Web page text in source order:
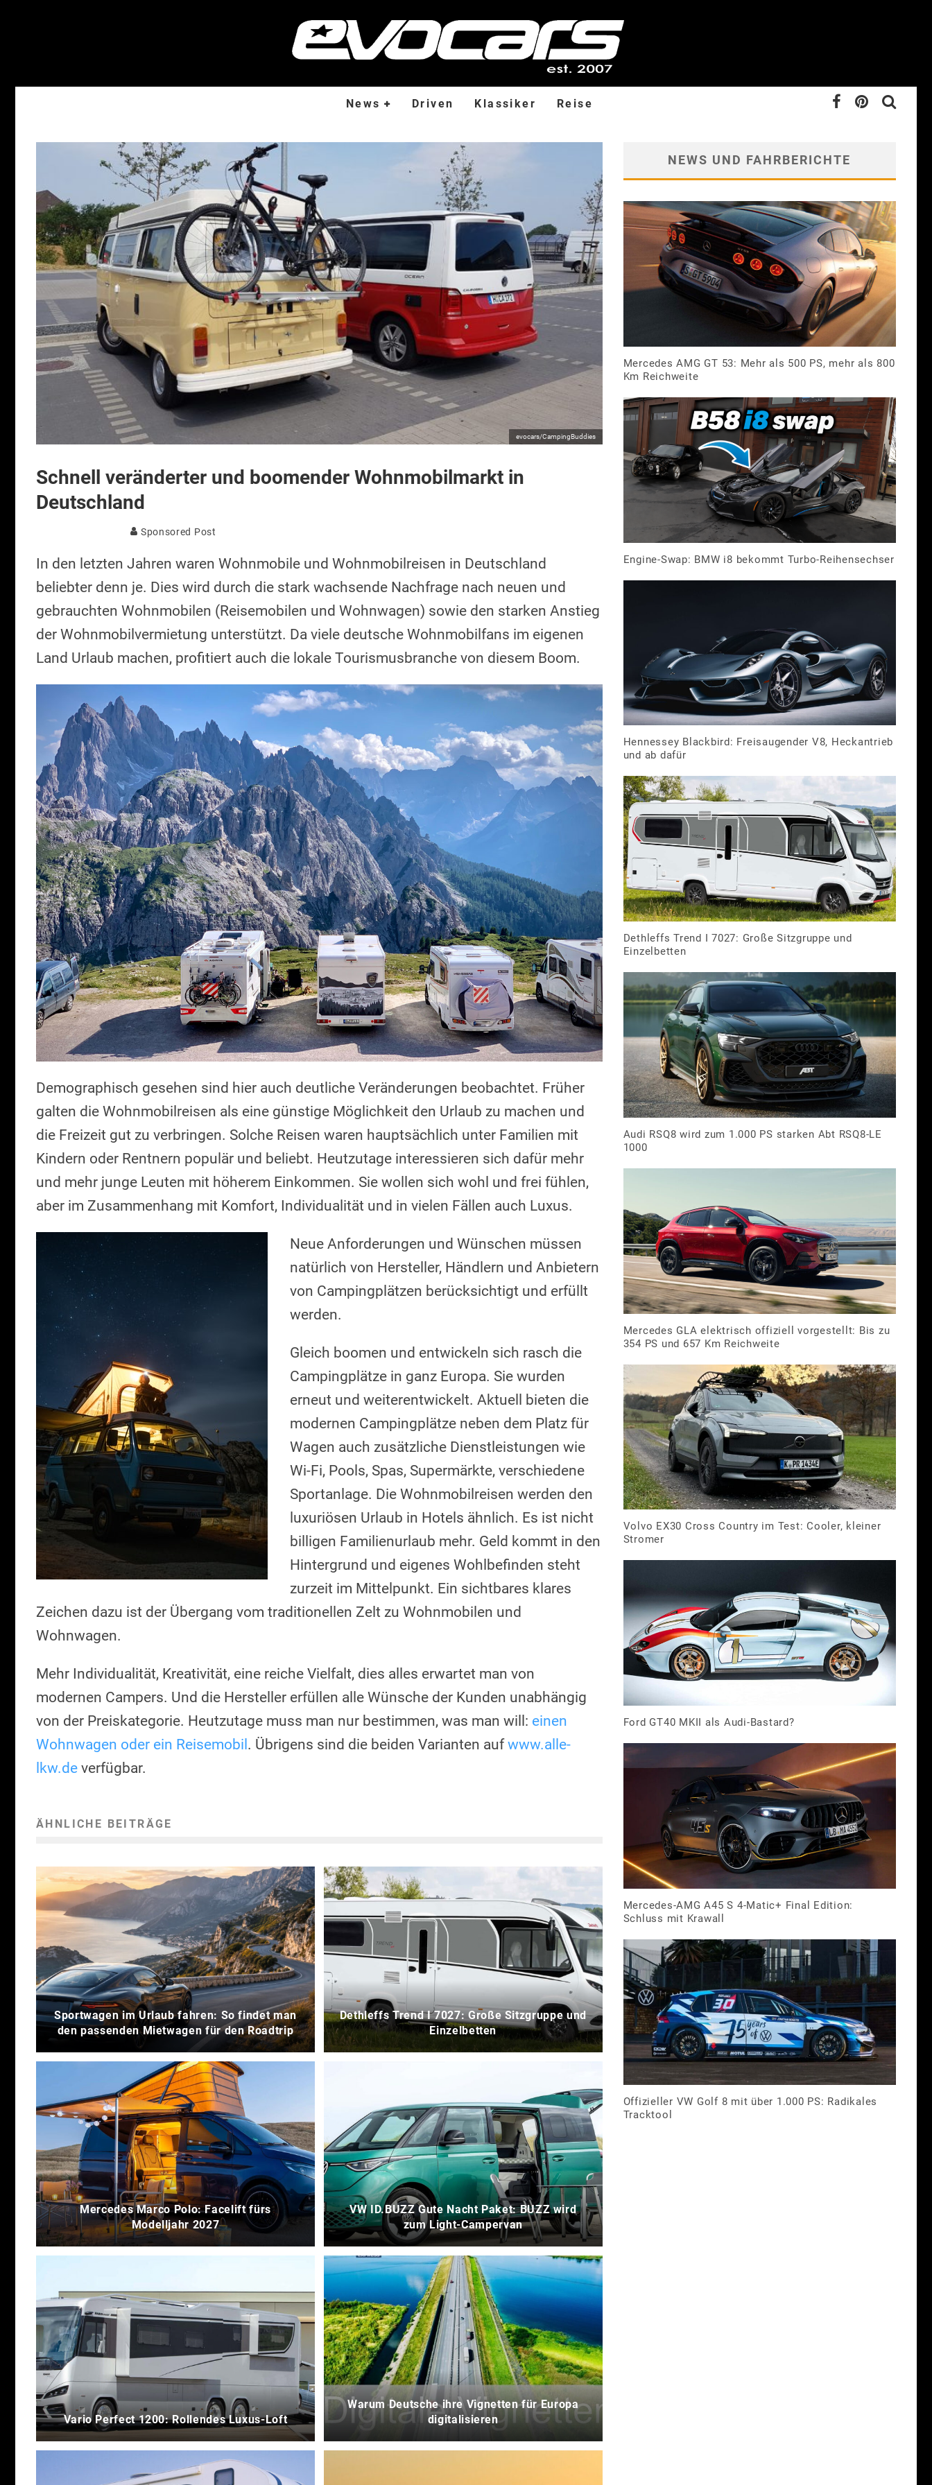
News Driven Klassiker Reise
evocars/CampingBuddies
Schnell veränderter und boomender Wohnmobilmarkt in
Deutschland
Sponsored Post
In den letzten Jahren waren Wohnmobile und Wohnmobilreisen in Deutschland
beliebter denn je. Dies wird durch die stark wachsende Nachfrage nach neuen und
gebrauchten Wohnmobilen (Reisemobilen und Wohnwagen) sowie den starken Anstieg
der Wohnmobilvermietung unterstützt. Da viele deutsche Wohnmobilfans im eigenen
Land Urlaub machen, profitiert auch die lokale Tourismusbranche von diesem Boom.
Demographisch gesehen sind hier auch deutliche Veränderungen beobachtet. Früher
galten die Wohnmobilreisen als eine günstige Möglichkeit den Urlaub zu machen und
die Freizeit gut zu verbringen. Solche Reisen waren hauptsächlich unter Familien mit
Kindern oder Rentnern populär und beliebt. Heutzutage interessieren sich dafür mehr
und mehr junge Leuten mit höherem Einkommen. Sie wollen sich wohl und frei fühlen,
aber im Zusammenhang mit Komfort, Individualität und in vielen Fällen auch Luxus.
Neue Anforderungen und Wünschen müssen
natürlich von Hersteller, Händlern und Anbietern
von Campingplätzen berücksichtigt und erfüllt
werden.
Gleich boomen und entwickeln sich rasch die
Campingplätze in ganz Europa. Sie wurden
erneut und weiterentwickelt. Aktuell bieten die
modernen Campingplätze neben dem Platz für
Wagen auch zusätzliche Dienstleistungen wie
Wi-Fi, Pools, Spas, Supermärkte, verschiedene
Sportanlage. Die Wohnmobilreisen werden den
luxuriösen Urlaub in Hotels ähnlich. Es ist nicht
billigen Familienurlaub mehr. Geld kommt in den
Hintergrund und eigenes Wohlbefinden steht
zurzeit im Mittelpunkt. Ein sichtbares klares
Zeichen dazu ist der Übergang vom traditionellen Zelt zu Wohnmobilen und
Wohnwagen.
Mehr Individualität, Kreativität, eine reiche Vielfalt, dies alles erwartet man von
modernen Campers. Und die Hersteller erfüllen alle Wünsche der Kunden unabhängig
von der Preiskategorie. Heutzutage muss man nur bestimmen, was man will: einen
Wohnwagen oder ein Reisemobil . Übrigens sind die beiden Varianten aufwww.alle-
lkw.de verfügbar.
ÄHNLICHE BEITRÄGE
Sportwagen im Urlaub fahren: So findet man
den passenden Mietwagen für den Roadtrip
Dethleffs Trend I 7027: Große Sitzgruppe und
Einzelbetten
Mercedes Marco Polo: Facelift fürs
Modelljahr 2027
VW ID.BUZZ Gute Nacht Paket: BUZZ wird
zum Light-Campervan
Vario Perfect 1200: Rollendes Luxus-Loft
Warum Deutsche ihre Vignetten für Europa
digitalisieren
NEWS UND FAHRBERICHTE
Mercedes AMG GT 53: Mehr als 500 PS, mehr als 800
Km Reichweite
Engine-Swap: BMW i8 bekommt Turbo-Reihensechser
Hennessey Blackbird: Freisaugender V8, Heckantrieb
und ab dafür
Dethleffs Trend I 7027: Große Sitzgruppe und
Einzelbetten
Audi RSQ8 wird zum 1.000 PS starken Abt RSQ8-LE
1000
Mercedes GLA elektrisch offiziell vorgestellt: Bis zu
354 PS und 657 Km Reichweite
Volvo EX30 Cross Country im Test: Cooler, kleiner
Stromer
Ford GT40 MKII als Audi-Bastard?
Mercedes-AMG A45 S 4-Matic+ Final Edition:
Schluss mit Krawall
Offizieller VW Golf 8 mit über 1.000 PS: Radikales
Tracktool